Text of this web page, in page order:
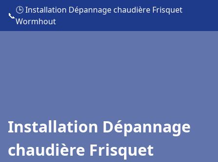
📞
🕒 Installation Dépannage chaudière Frisquet
Wormhout
Installation Dépannage
chaudière Frisquet